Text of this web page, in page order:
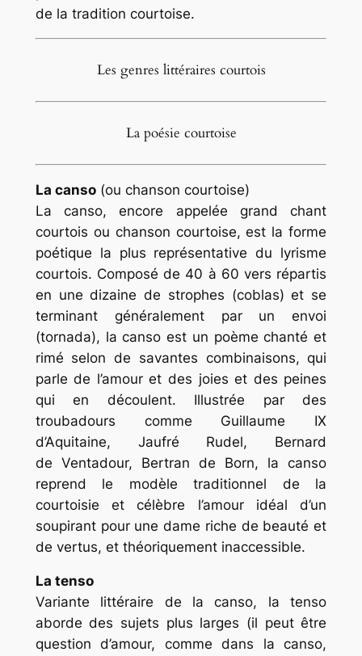
de la tradition courtoise.
Les genres littéraires courtois
La poésie courtoise
La canso(ou chanson courtoise)
La canso, encore appelée grand chant
courtois ou chanson courtoise, est la forme
poétique la plus représentative du lyrisme
courtois. Composé de 40 à 60 vers répartis
en une dizaine de strophes (coblas) et se
terminant généralement par un envoi
(tornada), la canso est un poème chanté et
rimé selon de savantes combinaisons, qui
parle de l’amour et des joies et des peines
qui en découlent. Illustrée par des
troubadours comme Guillaume IX
d’Aquitaine, Jaufré Rudel, Bernard
de Ventadour, Bertran de Born, la canso
reprend le modèle traditionnel de la
courtoisie et célèbre l’amour idéal d’un
soupirant pour une dame riche de beauté et
de vertus, et théoriquement inaccessible.
La tenso
Variante littéraire de la canso, la tenso
aborde des sujets plus larges (il peut être
question d’amour, comme dans la canso,